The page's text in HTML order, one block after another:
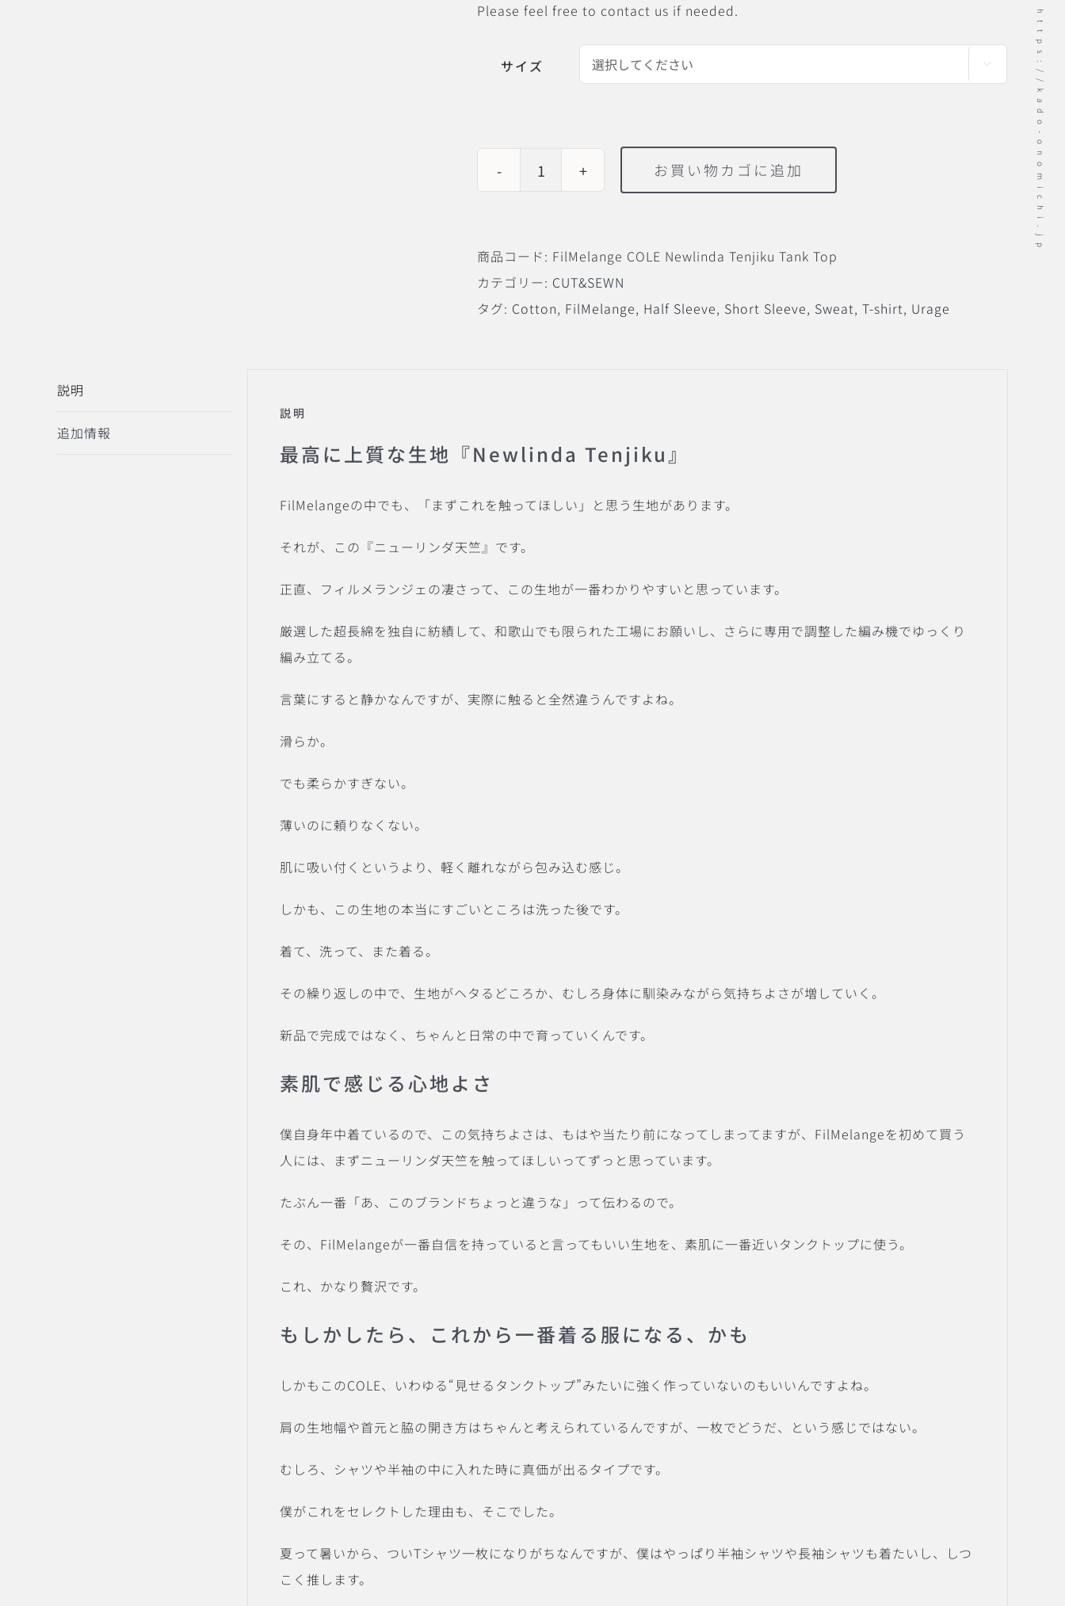
Please feel free to contact us if needed.
サイズ 
FilMelange
Tenjiku
Tank
Top
お買い物カゴに追加
商品コード: FilMelange COLE Newlinda Tenjiku Tank Top
カテゴリー: CUT&SEWN
タグ: Cotton, FilMelange, Half Sleeve, Short Sleeve, Sweat, T-shirt, Urage
説明
追加情報
説明
最高に上質な生地『Newlinda Tenjiku』
FilMelangeの中でも、「まずこれを触ってほしい」と思う生地があります。
それが、この『ニューリンダ天竺』です。
正直、フィルメランジェの凄さって、この生地が一番わかりやすいと思っています。
厳選した超長綿を独自に紡績して、和歌山でも限られた工場にお願いし、さらに専用で調整した編み機でゆっくり
編み立てる。
言葉にすると静かなんですが、実際に触ると全然違うんですよね。
滑らか。
でも柔らかすぎない。
薄いのに頼りなくない。
肌に吸い付くというより、軽く離れながら包み込む感じ。
しかも、この生地の本当にすごいところは洗った後です。
着て、洗って、また着る。
その繰り返しの中で、生地がヘタるどころか、むしろ身体に馴染みながら気持ちよさが増していく。
新品で完成ではなく、ちゃんと日常の中で育っていくんです。
素肌で感じる心地よさ
僕自身年中着ているので、この気持ちよさは、もはや当たり前になってしまってますが、FilMelangeを初めて買う
人には、まずニューリンダ天竺を触ってほしいってずっと思っています。
たぶん一番「あ、このブランドちょっと違うな」って伝わるので。
その、FilMelangeが一番自信を持っていると言ってもいい生地を、素肌に一番近いタンクトップに使う。
これ、かなり贅沢です。
もしかしたら、これから一番着る服になる、かも
しかもこのCOLE、いわゆる“見せるタンクトップ”みたいに強く作っていないのもいいんですよね。
肩の生地幅や首元と脇の開き方はちゃんと考えられているんですが、一枚でどうだ、という感じではない。
むしろ、シャツや半袖の中に入れた時に真価が出るタイプです。
僕がこれをセレクトした理由も、そこでした。
夏って暑いから、ついTシャツ一枚になりがちなんですが、僕はやっぱり半袖シャツや長袖シャツも着たいし、しつ
こく推します。
https://kado-onomichi.jp